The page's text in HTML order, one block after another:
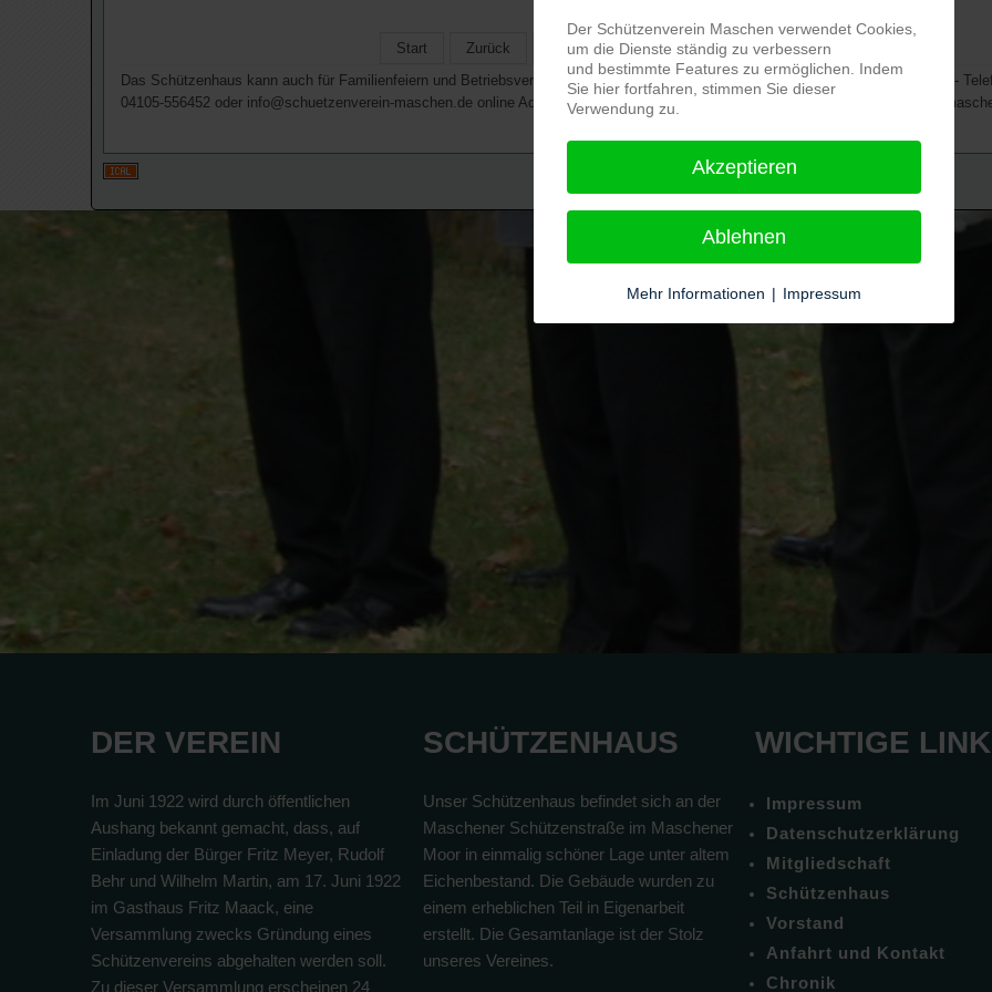
Start Zurück 2 3 Weiter
Ende
Das Schützenhaus kann auch für Familienfeiern und Betriebsversammlungen angemietet werden. Ansprechpartner Schützenhaus -
04105-556452 oder info@schuetzenverein-maschen.de online Adressen für schuetzenverein-maschen.de: www.schuetzenverein-
DER VEREIN
Im Juni 1922 wird durch öffentlichen
Aushang bekannt gemacht, dass, auf
Einladung der Bürger Fritz Meyer, Rudolf
Behr und Wilhelm Martin, am 17. Juni 1922
im Gasthaus Fritz Maack, eine
Versammlung zwecks Gründung eines
Schützenvereins abgehalten werden soll.
Zu dieser Versammlung erscheinen 24
SCHÜTZENHAUS
Unser Schützenhaus befindet sich an der
Maschener Schützenstraße im Maschener
Moor in einmalig schöner Lage unter altem
Eichenbestand. Die Gebäude wurden zu
einem erheblichen Teil in Eigenarbeit
erstellt. Die Gesamtanlage ist der Stolz
unseres Vereines.
WICHTIGE
Impressum
Datenschutzerklärung
Mitgliedschaft
Schützenhaus
Vorstand
Anfahrt und Kontakt
Chronik
Der Schützenverein Maschen verwendet Cookies,
um die Dienste ständig zu verbessern
und bestimmte Features zu ermöglichen. Indem
Sie hier fortfahren, stimmen Sie dieser
Verwendung zu.
Akzeptieren
Ablehnen
Mehr Informationen | Impressum